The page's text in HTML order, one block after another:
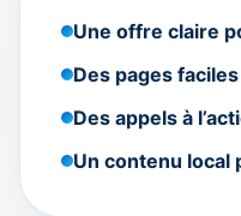
Une offre claire
Des pages
Des appels à
Un contenu local